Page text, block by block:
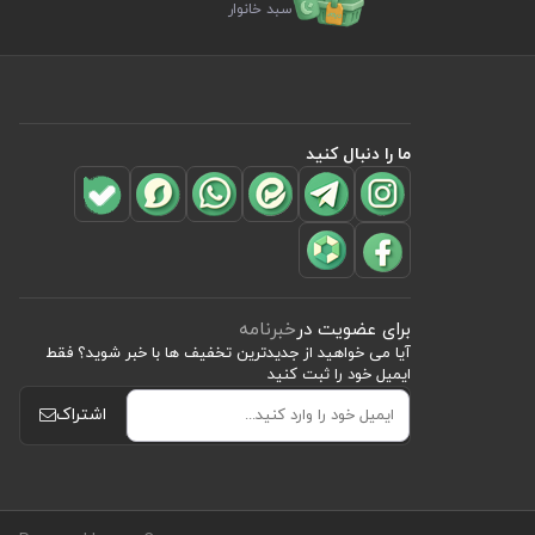
سبد خانوار
ما را دنبال کنید
برای عضویت درخبرنامه
آیا می خواهید از جدید‌ترین تخفیف‌ ها با‌ خبر شوید؟ فقط
ایمیل خود را ثبت کنید
اشتراک